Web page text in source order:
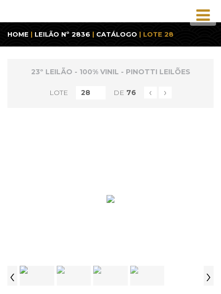
HOME | LEILÃO Nº 2836 | CATÁLOGO | LOTE 28
23º LEILÃO - 100% VINIL - PINOTTI LEILÕES
LOTE DE 76 ‹ ›
‹ ›